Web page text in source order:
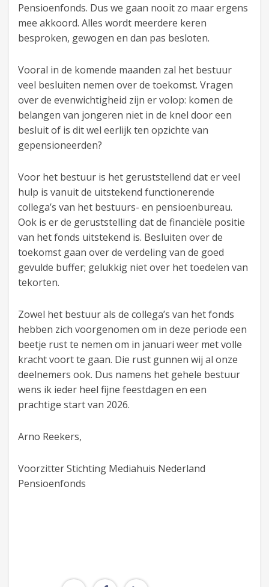
Pensioenfonds. Dus we gaan nooit zo maar ergens
mee akkoord. Alles wordt meerdere keren
besproken, gewogen en dan pas besloten.
Vooral in de komende maanden zal het bestuur
veel besluiten nemen over de toekomst. Vragen
over de evenwichtigheid zijn er volop: komen de
belangen van jongeren niet in de knel door een
besluit of is dit wel eerlijk ten opzichte van
gepensioneerden?
Voor het bestuur is het geruststellend dat er veel
hulp is vanuit de uitstekend functionerende
collega’s van het bestuurs- en pensioenbureau.
Ook is er de geruststelling dat de financiële positie
van het fonds uitstekend is. Besluiten over de
toekomst gaan over de verdeling van de goed
gevulde buffer; gelukkig niet over het toedelen van
tekorten.
Zowel het bestuur als de collega’s van het fonds
hebben zich voorgenomen om in deze periode een
beetje rust te nemen om in januari weer met volle
kracht voort te gaan. Die rust gunnen wij al onze
deelnemers ook. Dus namens het gehele bestuur
wens ik ieder heel fijne feestdagen en een
prachtige start van 2026.
Arno Reekers,
Voorzitter Stichting Mediahuis Nederland
Pensioenfonds